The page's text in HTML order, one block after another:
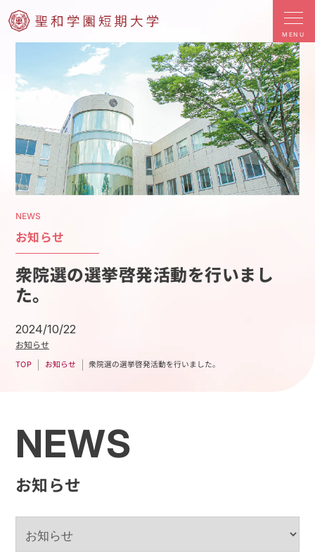
MENU
NEWS
お知らせ
衆院選の選挙啓発活動を行いまし
た。
2024/10/22
お知らせ
TOP お知らせ 衆院選の選挙啓発活動を行いました。
NEWS
お知らせ